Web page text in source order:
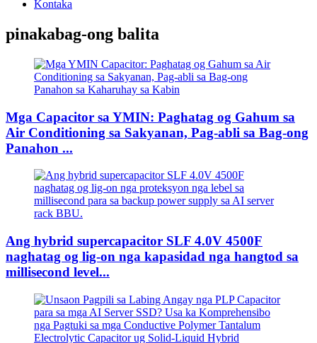
Kontaka
pinakabag-ong balita
Mga Capacitor sa YMIN: Paghatag og Gahum sa
Air Conditioning sa Sakyanan, Pag-abli sa Bag-ong
Panahon ...
Ang hybrid supercapacitor SLF 4.0V 4500F
naghatag og lig-on nga kapasidad nga hangtod sa
millisecond level...